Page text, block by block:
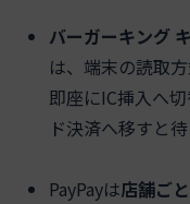
バーガーキング
は、端末の読取
即座にIC挿入へ
ド決済へ移すと
PayPayは店舗ごと